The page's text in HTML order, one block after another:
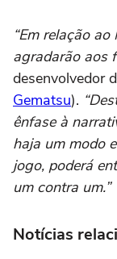
“Em relação
agradarão aos
desenvolvedor
Gematsu).
ênfase à
haja um modo
jogo, poderá
um contra um.”
Notícias